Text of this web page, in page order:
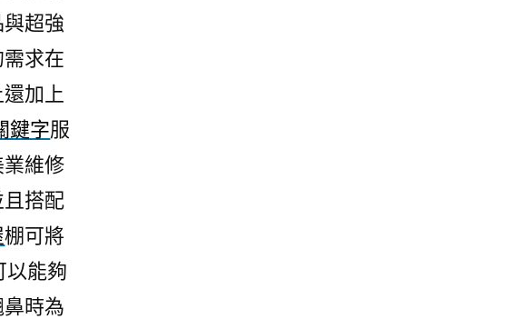
超強
求在
加上
鍵字服
維修
搭配
棚可將
以能夠
時為